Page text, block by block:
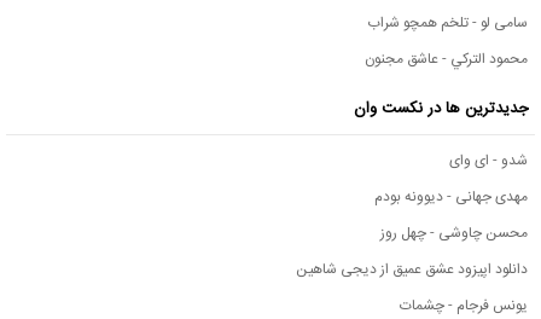
سامی لو - تلخم همچو شراب
محمود التركي - عاشق مجنون
جدیدترین ها در نکست وان
شدو - ای وای
مهدی جهانی - دیوونه بودم
محسن چاوشی - چهل روز
دانلود اپیزود عشق عمیق از دیجی شاهین
یونس فرجام - چشمات